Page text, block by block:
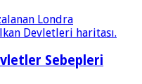
Sebepleri